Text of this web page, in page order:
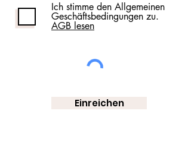
Ich stimme den Allgemeinen
Geschäftsbedingungen zu.
AGB lesen
Einreichen